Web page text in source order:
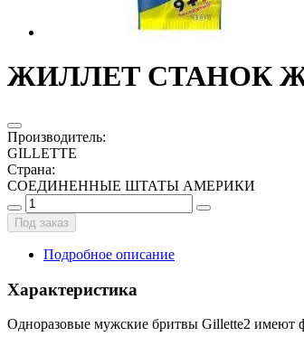
ЖИЛЛЕТ СТАНОК
Производитель:
GILLETTE
Страна:
СОЕДИНЕННЫЕ ШТАТЫ АМЕРИКИ
Под заказ
Подробное описание
Характеристика
Одноразовые мужские бритвы Gillette2 имеют